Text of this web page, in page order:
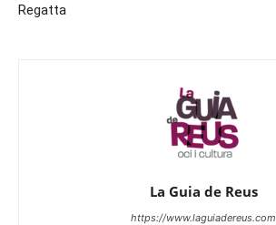
Regatta
La Guia de Reus
https://www.laguiadereus.com